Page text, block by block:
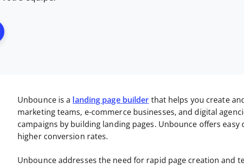
New Window
Unbounce is a landing page builder that helps you create
marketing teams, e-commerce businesses, and digital
campaigns by building landing pages. Unbounce offers
higher conversion rates.
Unbounce addresses the need for rapid page creation and